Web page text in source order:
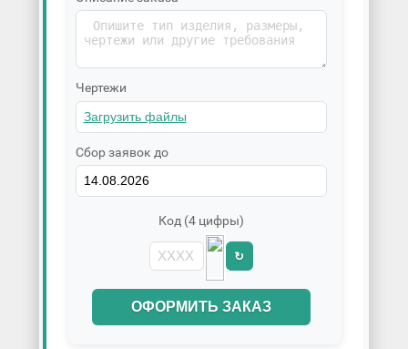
Чертежи
Сбор заявок до
Код (4 цифры)
↻
ОФОРМИТЬ ЗАКАЗ